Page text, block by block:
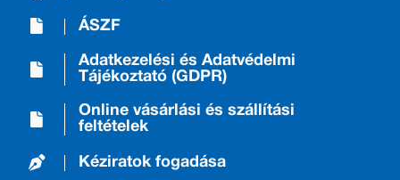
ÁSZF
Adatkezelési és Adatvédelmi
Tájékoztató (GDPR)
Online vásárlási és szállítási
feltételek
Kéziratok fogadása